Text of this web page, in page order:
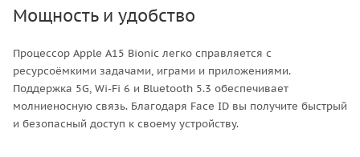
Мощность и удобство
Процессор Apple A15 Bionic легко справляется с
ресурсоёмкими задачами, играми и приложениями.
Поддержка 5G, Wi-Fi 6 и Bluetooth 5.3 обеспечивает
молниеносную связь. Благодаря Face ID вы получите быстрый
и безопасный доступ к своему устройству.